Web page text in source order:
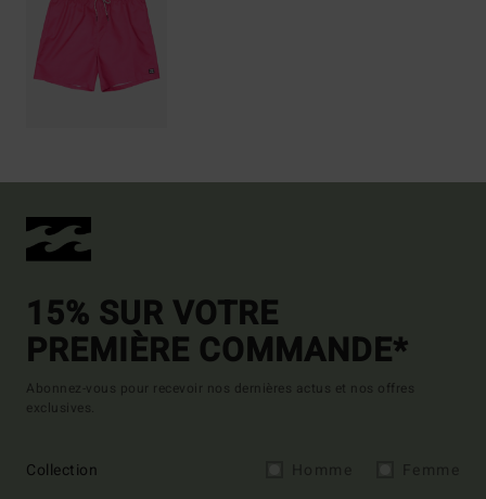
15% SUR VOTRE
PREMIÈRE COMMANDE*
Abonnez-vous pour recevoir nos dernières actus et nos offres
exclusives.
Collection